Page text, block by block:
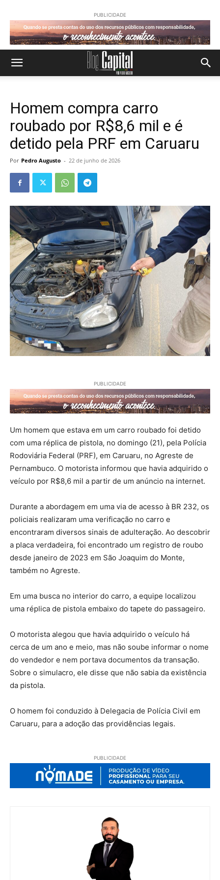
PUBLICIDADE
Homem compra carro
roubado por R$8,6 mil e é
detido pela PRF em Caruaru
Por Pedro Augusto - 22 de junho de 2026
PUBLICIDADE
Um homem que estava em um carro roubado foi detido
com uma réplica de pistola, no domingo (21), pela Polícia
Rodoviária Federal (PRF), em Caruaru, no Agreste de
Pernambuco. O motorista informou que havia adquirido o
veículo por R$8,6 mil a partir de um anúncio na internet.
Durante a abordagem em uma via de acesso à BR 232, os
policiais realizaram uma verificação no carro e
encontraram diversos sinais de adulteração. Ao descobrir
a placa verdadeira, foi encontrado um registro de roubo
desde janeiro de 2023 em São Joaquim do Monte,
também no Agreste.
Em uma busca no interior do carro, a equipe localizou
uma réplica de pistola embaixo do tapete do passageiro.
O motorista alegou que havia adquirido o veículo há
cerca de um ano e meio, mas não soube informar o nome
do vendedor e nem portava documentos da transação.
Sobre o simulacro, ele disse que não sabia da existência
da pistola.
O homem foi conduzido à Delegacia de Polícia Civil em
Caruaru, para a adoção das providências legais.
PUBLICIDADE